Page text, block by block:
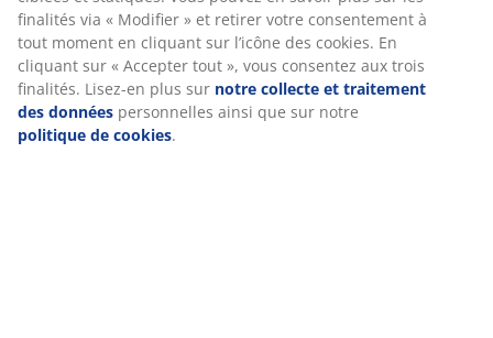
finalités via « Modifier » et retirer votre consentement à
tout moment en cliquant sur l’icône des cookies. En
cliquant sur « Accepter tout », vous consentez aux trois
finalités. Lisez-en plus sur notre collecte et traitement
des données personnelles ainsi que sur notre
politique de cookies.